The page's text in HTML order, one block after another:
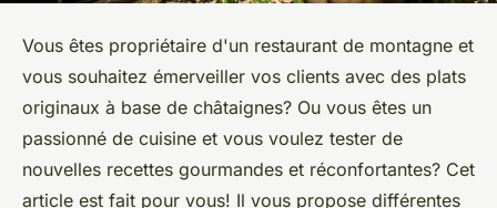
Vous êtes propriétaire d'un restaurant de montagne et
vous souhaitez émerveiller vos clients avec des plats
originaux à base de châtaignes? Ou vous êtes un
passionné de cuisine et vous voulez tester de
nouvelles recettes gourmandes et réconfortantes? Cet
article est fait pour vous! Il vous propose différentes